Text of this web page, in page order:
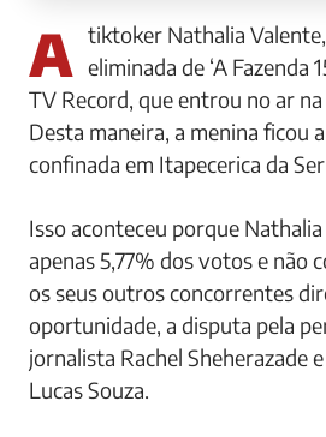
A tiktoker Nathalia Valente, 19, foi a primeira eliminada de ‘A Fazenda
TV Record, que entrou no ar na
Desta maneira, a menina ficou
confinada em Itapecerica da
Isso aconteceu porque
apenas 5,77% dos votos e não
os seus outros concorrentes
oportunidade, a disputa pela
jornalista Rachel Sheherazade
Lucas Souza.